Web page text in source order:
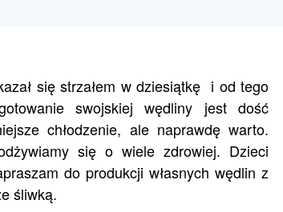
się strzałem w dziesiątkę i od tego
swojskiej wędliny jest dość
chłodzenie, ale naprawdę warto.
się o wiele zdrowiej. Dzieci
do produkcji własnych wędlin z
śliwką.